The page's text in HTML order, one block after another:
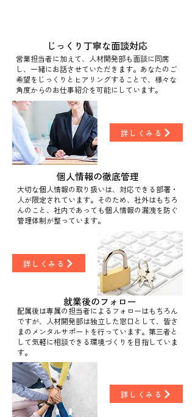
じっくり丁寧な面談対応
営業担当者に加えて、人材開発部も面談に同席
し、一緒にお話させていただきます。あなたのご
希望をじっくりとヒアリングすることで、様々な
角度からのお仕事紹介を可能にしています。
個人情報の徹底管理
大切な個人情報の取り扱いは、対応できる部署・
人が限定されています。そのため、社外はもちろ
んのこと、社内であっても個人情報の漏洩を防ぐ
管理体制が整っています。
詳しくみる
就業後のフォロー
配属後は専属の担当者によるフォローはもちろん
ですが、人材開発部は独立した窓口として、皆さ
まのメンタルサポートを行っています。第三者と
して気軽に相談できる環境づくりを目指していま
す。
詳しくみる
詳しくみる